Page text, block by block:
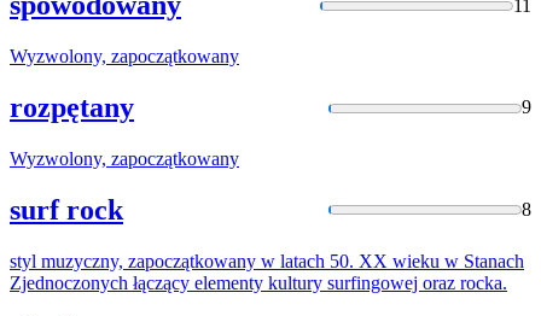
11
Wyzwolony, zapoczątkowany
rozpętany 9
Wyzwolony, zapoczątkowany
surf rock 8
styl muzyczny, zapoczątkowany w latach 50. XX wieku w Stanach
Zjednoczonych łączący elementy kultury surfingowej oraz rocka.